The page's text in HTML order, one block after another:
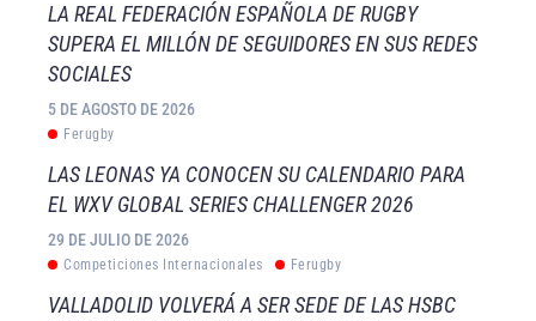
LA REAL FEDERACIÓN ESPAÑOLA DE RUGBY
SUPERA EL MILLÓN DE SEGUIDORES EN SUS REDES
SOCIALES
5 DE AGOSTO DE 2026
Ferugby
LAS LEONAS YA CONOCEN SU CALENDARIO PARA
EL WXV GLOBAL SERIES CHALLENGER 2026
29 DE JULIO DE 2026
Competiciones Internacionales Ferugby
VALLADOLID VOLVERÁ A SER SEDE DE LAS HSBC